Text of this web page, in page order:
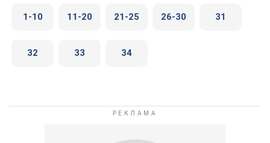
1-10 11-20 21-25 26-30 31
32 33 34